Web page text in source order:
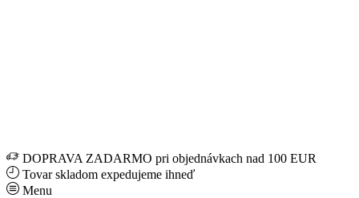
DOPRAVA ZADARMO pri objednávkach nad 100 EUR
Tovar skladom expedujeme ihneď
Menu